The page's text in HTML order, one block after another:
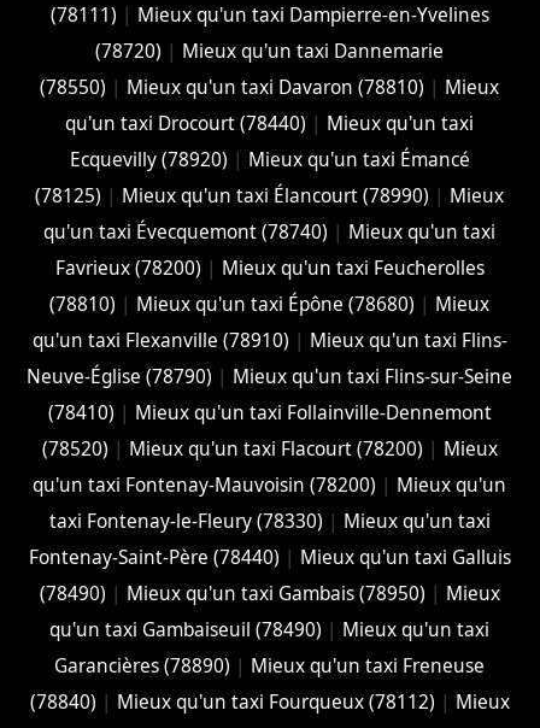
(78111) | Mieux qu'un taxi Dampierre-en-Yvelines
(78720) | Mieux qu'un taxi Dannemarie
(78550) | Mieux qu'un taxi Davaron (78810) | Mieux
qu'un taxi Drocourt (78440) | Mieux qu'un taxi
Ecquevilly (78920) | Mieux qu'un taxi Émancé
(78125) | Mieux qu'un taxi Élancourt (78990) | Mieux
qu'un taxi Évecquemont (78740) | Mieux qu'un taxi
Favrieux (78200) | Mieux qu'un taxi Feucherolles
(78810) | Mieux qu'un taxi Épône (78680) | Mieux
qu'un taxi Flexanville (78910) | Mieux qu'un taxi Flins-
Neuve-Église (78790) | Mieux qu'un taxi Flins-sur-Seine
(78410) | Mieux qu'un taxi Follainville-Dennemont
(78520) | Mieux qu'un taxi Flacourt (78200) | Mieux
qu'un taxi Fontenay-Mauvoisin (78200) | Mieux qu'un
taxi Fontenay-le-Fleury (78330) | Mieux qu'un taxi
Fontenay-Saint-Père (78440) | Mieux qu'un taxi Galluis
(78490) | Mieux qu'un taxi Gambais (78950) | Mieux
qu'un taxi Gambaiseuil (78490) | Mieux qu'un taxi
Garancières (78890) | Mieux qu'un taxi Freneuse
(78840) | Mieux qu'un taxi Fourqueux (78112) | Mieux